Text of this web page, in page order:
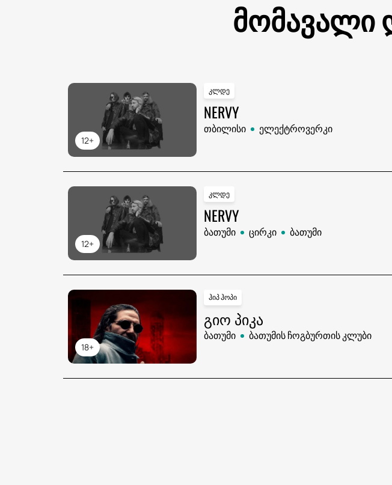
მომავალი
12+
კლდე
NERVY
თბილისი ელექტროვერკი
12+
კლდე
NERVY
ბათუმი ცირკი ბათუმი
18+
ჰიპ ჰოპი
ᲒᲘᲝ ᲞᲘᲙᲐ
ბათუმი ბათუმის ჩოგბურთის კლუბი